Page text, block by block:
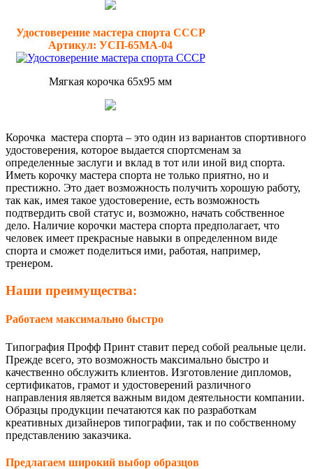
Удостоверение мастера спорта СССР
Артикул: УСП-65МА-04
Мягкая корочка 65х95 мм
Корочка мастера спорта – это один из вариантов спортивного
удостоверения, которое выдается спортсменам за
определенные заслуги и вклад в тот или иной вид спорта.
Иметь корочку мастера спорта не только приятно, но и
престижно. Это дает возможность получить хорошую работу,
так как, имея такое удостоверение, есть возможность
подтвердить свой статус и, возможно, начать собственное
дело. Наличие корочки мастера спорта предполагает, что
человек имеет прекрасные навыки в определенном виде
спорта и сможет поделиться ими, работая, например,
тренером.
Наши преимущества:
Работаем максимально быстро
Типография Профф Принт ставит перед собой реальные цели.
Прежде всего, это возможность максимально быстро и
качественно обслужить клиентов. Изготовление дипломов,
сертификатов, грамот и удостоверений различного
направления является важным видом деятельности компании.
Образцы продукции печатаются как по разработкам
креативных дизайнеров типографии, так и по собственному
представлению заказчика.
Предлагаем широкий выбор образцов